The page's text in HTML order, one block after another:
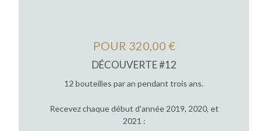
POUR 320,00 €
DÉCOUVERTE #12
12 bouteilles par an pendant trois ans.
Recevez chaque début d'année 2019, 2020, et
2021 :